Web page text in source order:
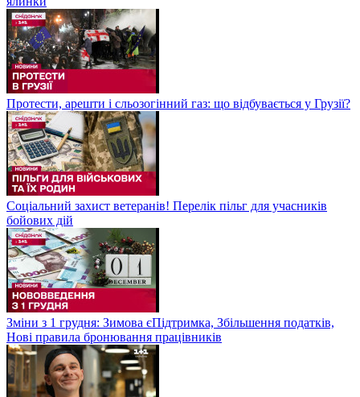
Протести, арешти і сльозогінний газ: що відбувається у Грузії?
Соціальний захист ветеранів! Перелік пільг для учасників
бойових дій
Зміни з 1 грудня: Зимова єПідтримка, Збільшення податків,
Нові правила бронювання працівників